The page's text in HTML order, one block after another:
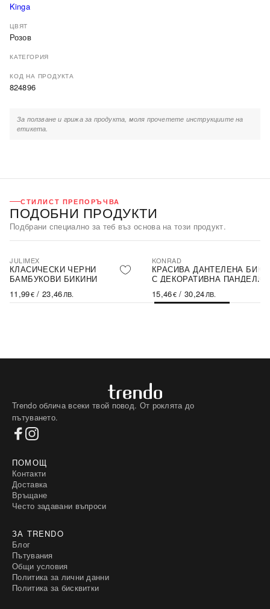
Kinga
ЦВЯТ
Розов
КАТЕГОРИЯ
КОД НА ПРОДУКТА
824896
За ползване и грижа за продукта, моля прочетете инструкциите на
етикета.
СТИЛИСТ ПРЕПОРЪЧВА
ПОДОБНИ ПРОДУКТИ
Подбрани специално за теб въз основа на този продукт.
JULIMEX
КЛАСИЧЕСКИ ЧЕРНИ
БАМБУКОВИ БИКИНИ
11,99€/ 23,46ЛВ.
KONRAD
КРАСИВА ДАНТЕЛЕНА
С ДЕКОРАТИВНА ПАНДЕЛКА
МРЕЖЕСТИ ДЕТАЙЛИ
15,46€/ 30,24ЛВ.
Trendo облича всеки твой повод. От роклята до
пътуването.
ПОМОЩ
Контакти
Доставка
Връщане
Често задавани въпроси
ЗА TRENDO
Блог
Пътувания
Общи условия
Политика за лични данни
Политика за бисквитки